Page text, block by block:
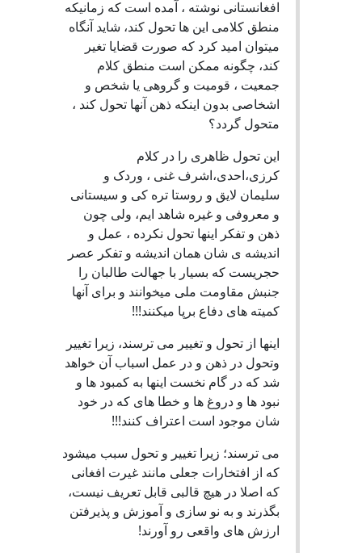
افغانستانی نوشته ، آمده است که زمانیکه
منطق کلامی این ها تحول کند، شاید آنگاه
میتوان امید کرد که صورت قضایا تغیر
کند، چگونه ممکن است منطق کلام
جمعیت ، قومیت و گروهی یا شخص و
اشخاصی بدون اینکه ذهن آنها تحول کند ،
متحول گردد؟
این تحول ظاهری را در کلام
کرزی،احدی،اشرف غنی ، وردک و
سلیمان لایق و روستا تره کی و سیستانی
و معروفی و غیره شاهد ایم، ولی چون
ذهن و تفکر اینها تحول نکرده ، عمل و
اندیشه ی شان همان اندیشه و تفکر عصر
حجریست که بسیار با جهالت طالبان را
جنبش مقاومت ملی میخوانند و برای آنها
کمیته های دفاع برپا میکنند!!!
اینها از تحول و تغییر می ترسند، زیرا تغییر
وتحول در ذهن و در عمل اسباب آن خواهد
شد که در گام نخست اینها به کمبود ها و
نبود ها و دروغ ها و خطا های که در خود
شان موجود است اعتراف کنند!!!
می ترسند؛ زیرا تغییر و تحول سبب میشود
که از افتخارات جعلی مانند غیرت افغانی
که اصلا در هیچ قالبی قابل تعریف نیست،
بگذرند و به نو سازی و آموزش و پذیرفتن
ارزش های واقعی رو آورند!